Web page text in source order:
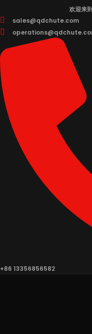
到
内
欢迎来
sales@qdchute.com
+86 13356856582